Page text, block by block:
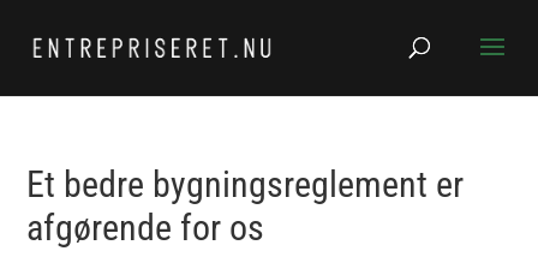
Et bedre bygningsreglement er
afgørende for os